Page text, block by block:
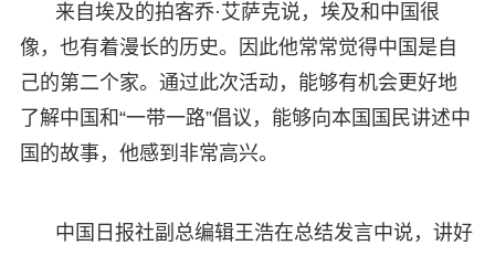
来自埃及的拍客乔·艾萨克说，埃及和中国很
像，也有着漫长的历史。因此他常常觉得中国是自
己的第二个家。通过此次活动，能够有机会更好地
了解中国和“一带一路”倡议，能够向本国国民讲述中
国的故事，他感到非常高兴。
中国日报社副总编辑王浩在总结发言中说，讲好